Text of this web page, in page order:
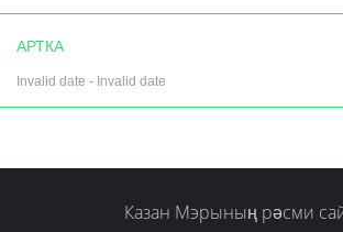
АРТКА
Invalid date - Invalid date
Казан Мэрының рәсми